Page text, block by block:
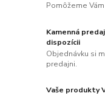
Pomôžeme
Kamenná
dispozícii
Objednávku si
predajni.
Vaše produkty